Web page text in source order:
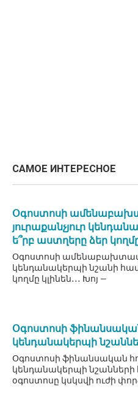
САМОЕ ИНТЕРЕСНОЕ
Օգոստոսի
յուրաքանչյուր
ե՞րբ աստղերը ձեր կողմը
Օգոստոսի
կենդանակերպի նշանի
կողմը կլինեն․․․ Խոյ —
Օգոստոսի ֆինանսական
կենդանակերպի
Օգոստոսի ֆինանսական
կենդանակերպի նշանների
օգոստոսը կսկսվի ուժի